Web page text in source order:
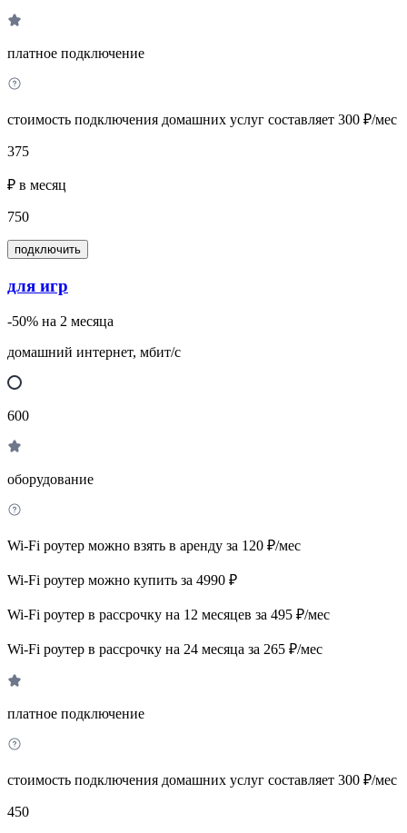
платное подключение
стоимость подключения домашних услуг составляет 300 ₽/мес
375
₽ в месяц
750
подключить
для игр
-50% на 2 месяца
домашний интернет, мбит/с
600
оборудование
Wi-Fi роутер можно взять в аренду за 120 ₽/мес
Wi-Fi роутер можно купить за 4990 ₽
Wi-Fi роутер в рассрочку на 12 месяцев за 495 ₽/мес
Wi-Fi роутер в рассрочку на 24 месяца за 265 ₽/мес
платное подключение
стоимость подключения домашних услуг составляет 300 ₽/мес
450